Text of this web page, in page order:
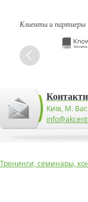
Клиенты и партнеры
Київ, М.
Тренинги, семинары,